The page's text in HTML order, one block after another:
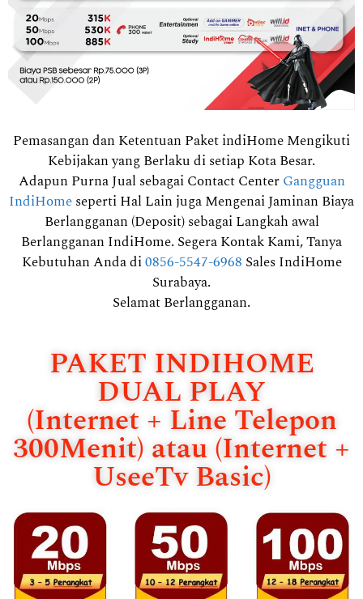
Pemasangan dan Ketentuan Paket indiHome Mengikuti
Kebijakan yang Berlaku di setiap Kota Besar.
Adapun Purna Jual sebagai Contact CenterGangguan
IndiHomeseperti Hal Lain juga Mengenai Jaminan Biaya
Berlangganan (Deposit) sebagai Langkah awal
Berlangganan IndiHome. Segera Kontak Kami, Tanya
Kebutuhan Anda di0856-5547-6968 Sales IndiHome
Surabaya.
Selamat Berlangganan.
PAKET INDIHOME
DUAL PLAY
(Internet + Line Telepon
300Menit) atau (Internet +
UseeTv Basic)